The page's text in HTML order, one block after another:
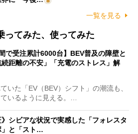
一覧を見る
ってみた、使ってみた
で受注累計6000台】BEV普及の障壁と
距離の不安」「充電のストレス」解
いた「EV（BEV）シフト」の潮流も、
いるように見える。…
》シビアな状況で実感した「フォレスタ
と「スト…